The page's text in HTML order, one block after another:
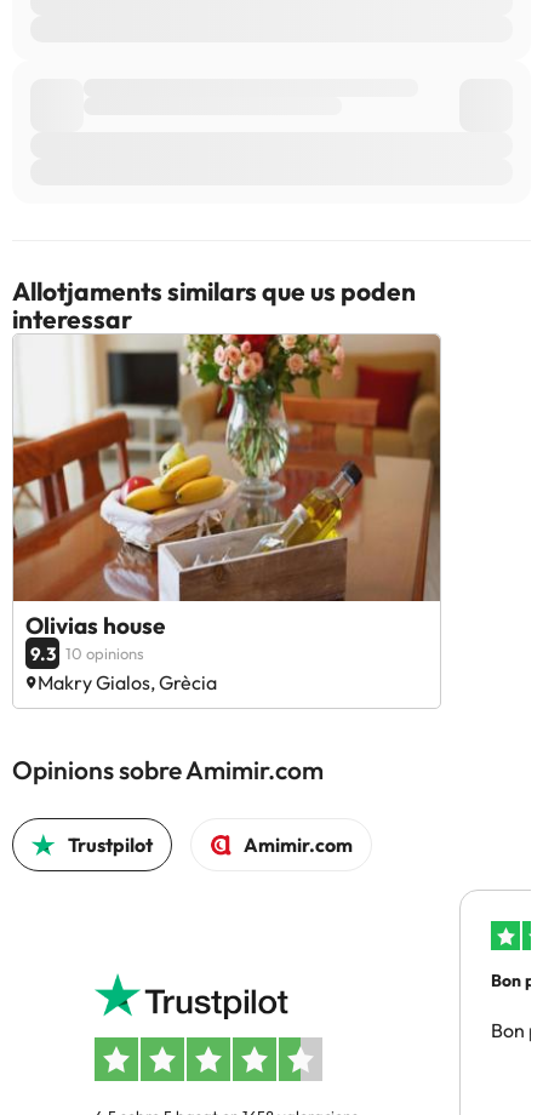
Allotjaments similars que us poden
interessar
Olivias house
9.3 10 opinions
Makry Gialos, Grècia
Opinions sobre Amimir.com
Trustpilot Amimir.com
Bon
Bon